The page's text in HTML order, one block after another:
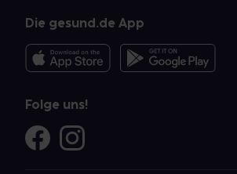
Die gesund.de App
Folge uns!